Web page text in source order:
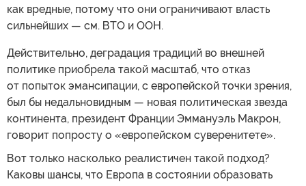
как вредные, потому что они ограничивают власть
сильнейших — см. ВТО и ООН.
Действительно, деградация традиций во внешней
политике приобрела такой масштаб, что отказ
от попыток эмансипации, с европейской точки зрения,
был бы недальновидным — новая политическая звезда
континента, президент Франции Эммануэль Макрон,
говорит попросту о «европейском суверенитете».
Вот только насколько реалистичен такой подход?
Каковы шансы, что Европа в состоянии образовать